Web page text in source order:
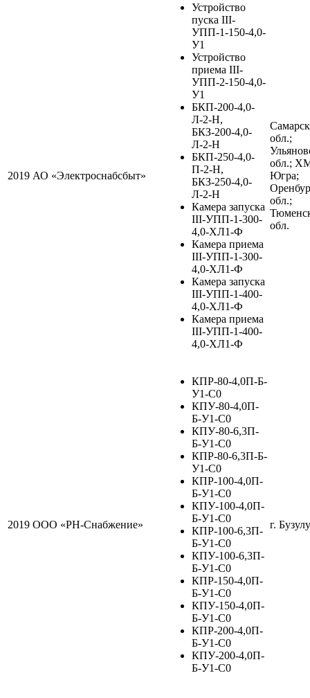
2019 АО «Электроснабсбыт»
Устройство
пуска III-
УПП-1-150-4,0-
У1
Устройство
приема III-
УПП-2-150-4,0-
У1
БКП-200-4,0-
Л-2-Н,
БКЗ-200-4,0-
Л-2-Н
БКП-250-4,0-
П-2-Н,
БКЗ-250-4,0-
Л-2-Н
Камера запуска
III-УПП-1-300-
4,0-ХЛ1-Ф
Камера приема
III-УПП-1-300-
4,0-ХЛ1-Ф
Камера запуска
III-УПП-1-400-
4,0-ХЛ1-Ф
Камера приема
III-УПП-1-400-
4,0-ХЛ1-Ф
обл.;
обл.;
Югра;
обл.;
обл.
2019 ООО «РН-Снабжение»
КПР-80-4,0П-Б-
У1-С0
КПУ-80-4,0П-
Б-У1-С0
КПУ-80-6,3П-
Б-У1-С0
КПР-80-6,3П-Б-
У1-С0
КПР-100-4,0П-
Б-У1-С0
КПУ-100-4,0П-
Б-У1-С0
КПР-100-6,3П-
Б-У1-С0
КПУ-100-6,3П-
Б-У1-С0
КПР-150-4,0П-
Б-У1-С0
КПУ-150-4,0П-
Б-У1-С0
КПР-200-4,0П-
Б-У1-С0
КПУ-200-4,0П-
Б-У1-С0
г.